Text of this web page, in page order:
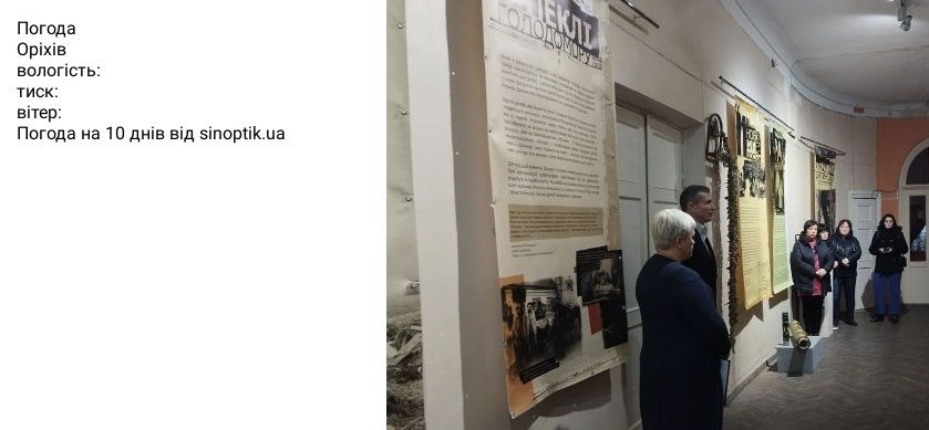
Погода
Орiхiв
вологість:
тиск:
вітер:
Погода на 10 днів від sinoptik.ua